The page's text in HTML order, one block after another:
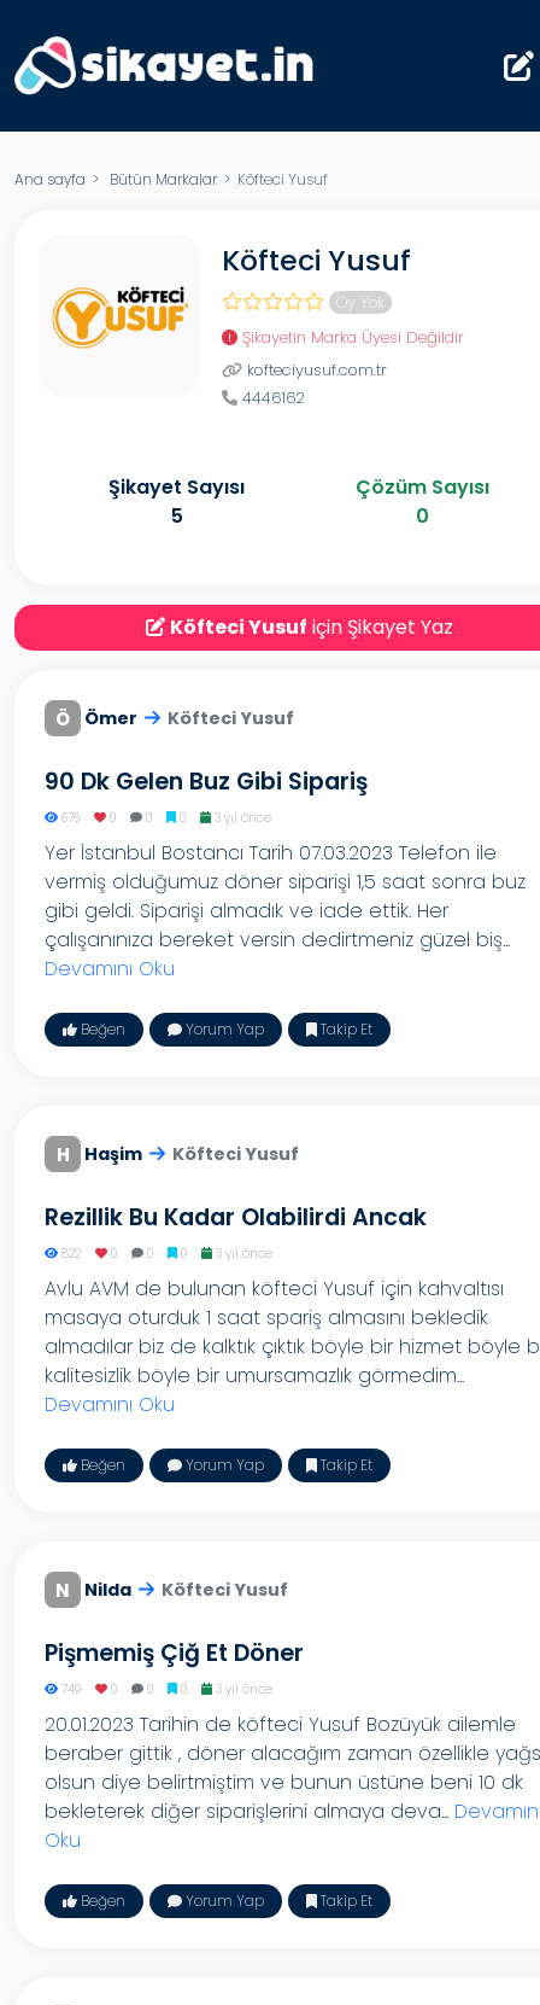
Ana sayfa > Bütün Markalar> Köfteci Yusuf
Köfteci Yusuf
Oy Yok
Şikayetin Marka Üyesi Değildir
kofteciyusuf.com.tr
4446162
Şikayet Sayısı
5
Çözüm Sayısı
0
Köfteci Yusuf için Şikayet Yaz
Ö Ömer Köfteci Yusuf
90 Dk Gelen Buz Gibi Sipariş
676 0 0 0 3 yıl önce
Yer İstanbul Bostancı Tarih 07.03.2023 Telefon ile
vermiş olduğumuz döner siparişi 1,5 saat sonra buz
gibi geldi. Siparişi almadık ve iade ettik. Her
çalışanınıza bereket versin dedirtmeniz güzel biş...
Devamını Oku
Beğen Yorum Yap Takip Et
H Haşim Köfteci Yusuf
Rezillik Bu Kadar Olabilirdi Ancak
822 0 0 0 3 yıl önce
Avlu AVM de bulunan köfteci Yusuf için kahvaltısı
masaya oturduk 1 saat spariş almasını bekledik
almadılar biz de kalktık çıktık böyle bir hizmet böyle
kalitesizlik böyle bir umursamazlık görmedim...
Devamını Oku
Beğen Yorum Yap Takip Et
N Nilda Köfteci Yusuf
Pişmemiş Çiğ Et Döner
749 0 0 0 3 yıl önce
20.01.2023 Tarihin de köfteci Yusuf Bozüyük ailemle
beraber gittik , döner alacağım zaman özellikle
olsun diye belirtmiştim ve bunun üstüne beni 10 dk
bekleterek diğer siparişlerini almaya deva...
Oku
Beğen Yorum Yap Takip Et